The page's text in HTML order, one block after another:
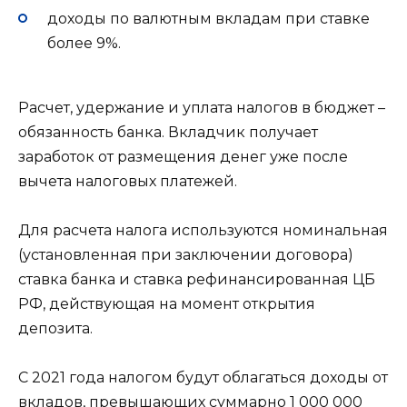
доходы по валютным вкладам при ставке
более 9%.
Расчет, удержание и уплата налогов в бюджет –
обязанность банка. Вкладчик получает
заработок от размещения денег уже после
вычета налоговых платежей.
Для расчета налога используются номинальная
(установленная при заключении договора)
ставка банка и ставка рефинансированная ЦБ
РФ, действующая на момент открытия
депозита.
С 2021 года налогом будут облагаться доходы от
вкладов, превышающих суммарно 1 000 000